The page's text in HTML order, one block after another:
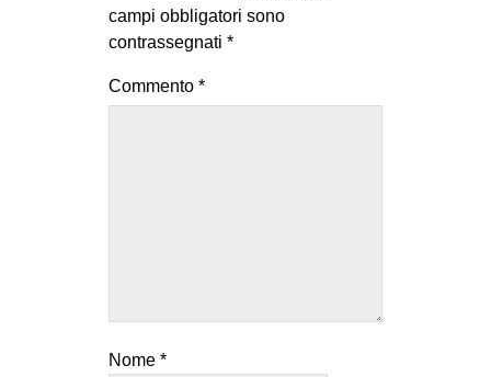
campi obbligatori sono
contrassegnati *
Commento *
Nome *